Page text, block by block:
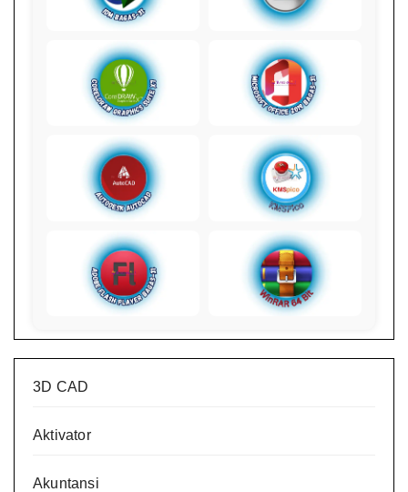
3D CAD
Aktivator
Akuntansi